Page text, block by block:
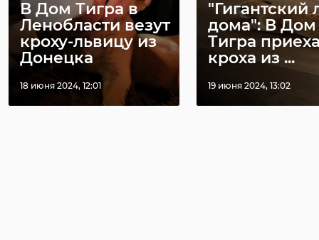
В Дом Тигра в
Ленобласти везут
кроху-львицу из
Донецка
18 июня 2024, 12:01
"Гигантский
дома": В Дом
Тигра
кроха из ...
19 июня 2024, 13:02